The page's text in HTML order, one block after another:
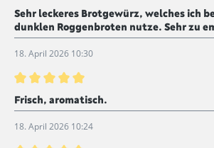
Bewertung mit 5 von 5 Sternen
Sehr leckeres Brotgewürz, welches ich
dunklen Roggenbroten nutze. Sehr zu
18. April 2026 10:30
Bewertung mit 5 von 5 Sternen
Frisch, aromatisch.
18. April 2026 10:24